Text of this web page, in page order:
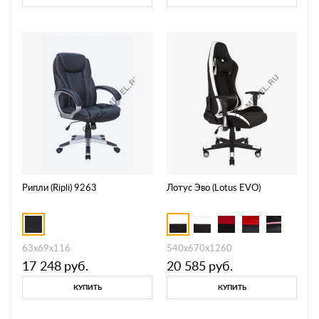
Рипли (Ripli) 9263
63х69х116
17 248 руб.
КУПИТЬ
Лотус Эво (Lotus EVO)
540х670х1260
20 585 руб.
КУПИТЬ